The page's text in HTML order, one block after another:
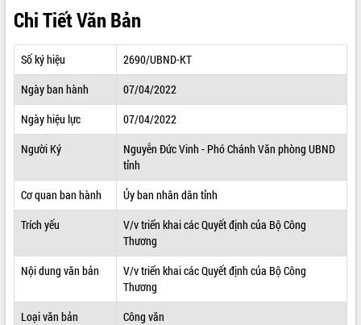
LÃNH ĐẠO UBND TỈNH
TIN TỨC SỰ KIỆN
SỞ, BAN, NGÀNH
THÔNG TIN CHỈ ĐẠO ĐIỀU HÀNH
VĂN BẢN HĐND TỈNH
QUY HOẠCH - KẾ HOẠCH
Chi Tiết Văn Bản
Số ký hiệu
2690/UBND-KT
Ngày ban hành
07/04/2022
Ngày hiệu lực
07/04/2022
Người Ký
Nguyễn Đức Vinh - Phó Chánh Văn phòng UBND
tỉnh
Cơ quan ban hành
Ủy ban nhân dân tỉnh
Trích yếu
V/v triển khai các Quyết định của Bộ Công
Thương
Nội dung văn bản
V/v triển khai các Quyết định của Bộ Công
Thương
Loại văn bản
Công văn